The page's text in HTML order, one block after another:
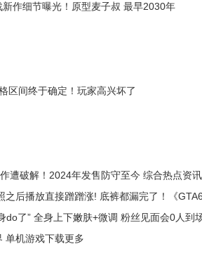
作细节曝光！原型麦子叔 最早2030年
区间终于确定！玩家高兴坏了
遭破解！2024年发售防守至今 综合热点资
之后播放直接蹭蹭涨! 底裤都漏完了！《
do了” 全身上下嫩肤+微调 粉丝见面会0人
单机游戏下载更多